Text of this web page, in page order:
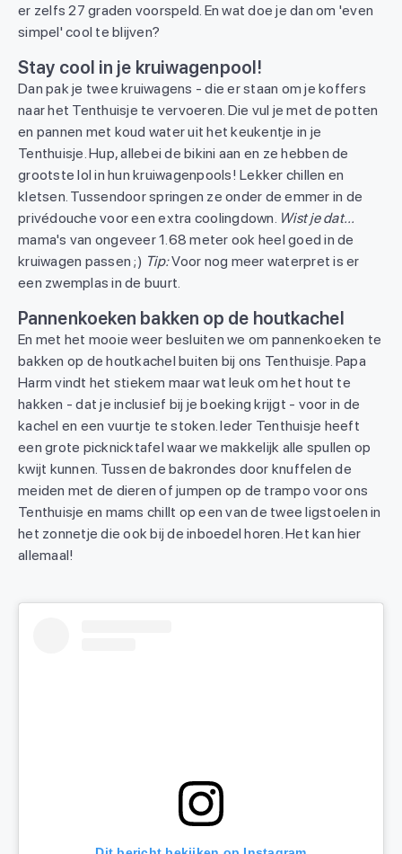
er zelfs 27 graden voorspeld. En wat doe je dan om 'even
simpel' cool te blijven?
Stay cool in je kruiwagenpool!
Dan pak je twee kruiwagens - die er staan om je koffers
naar het Tenthuisje te vervoeren. Die vul je met de potten
en pannen met koud water uit het keukentje in je
Tenthuisje. Hup, allebei de bikini aan en ze hebben de
grootste lol in hun kruiwagenpools! Lekker chillen en
kletsen. Tussendoor springen ze onder de emmer in de
privédouche voor een extra coolingdown. Wist je dat...
mama's van ongeveer 1.68 meter ook heel goed in de
kruiwagen passen ;) Tip:Voor nog meer waterpret is er
een zwemplas in de buurt.
Pannenkoeken bakken op de houtkachel
En met het mooie weer besluiten we om pannenkoeken te
bakken op de houtkachel buiten bij ons Tenthuisje. Papa
Harm vindt het stiekem maar wat leuk om het hout te
hakken - dat je inclusief bij je boeking krijgt - voor in de
kachel en een vuurtje te stoken. Ieder Tenthuisje heeft
een grote picknicktafel waar we makkelijk alle spullen op
kwijt kunnen. Tussen de bakrondes door knuffelen de
meiden met de dieren of jumpen op de trampo voor ons
Tenthuisje en mams chillt op een van de twee ligstoelen in
het zonnetje die ook bij de inboedel horen. Het kan hier
allemaal!